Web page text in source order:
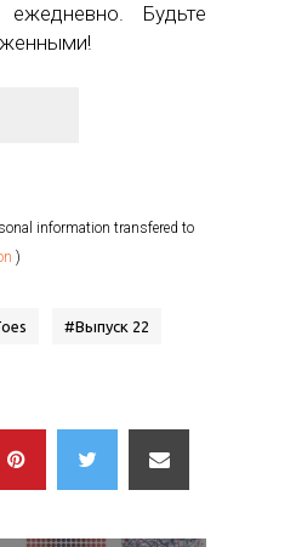
Будьте
information transfered to
)
#Выпуск 22